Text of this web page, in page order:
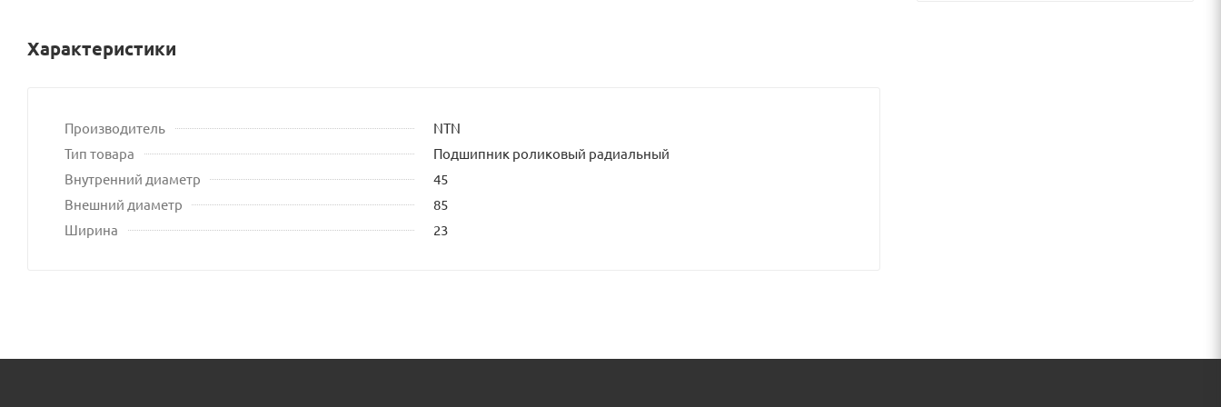
Характеристики
Производитель
NTN
Тип товара
Подшипник роликовый радиальный
Внутренний диаметр
45
Внешний диаметр
85
Ширина
23